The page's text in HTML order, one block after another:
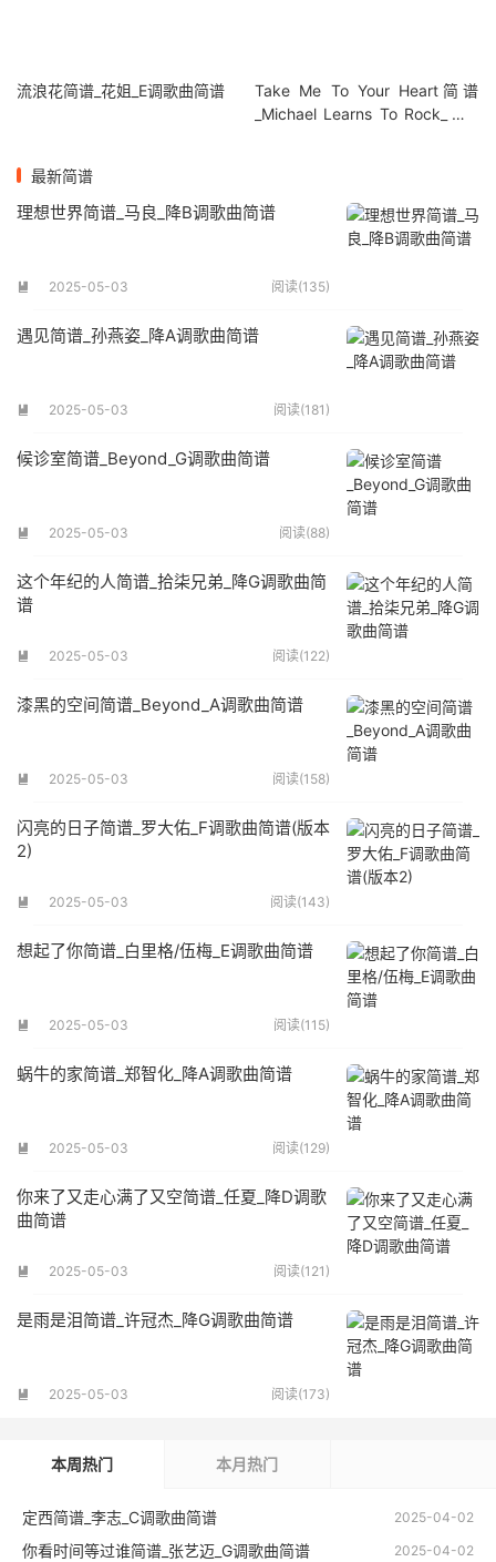
流浪花简谱_花姐_E调歌曲简谱
Take Me To Your Heart简谱
_Michael Learns To Rock_降G
最新简谱
理想世界简谱_马良_降B调歌曲简谱
 2025-05-03 阅读(135)
遇见简谱_孙燕姿_降A调歌曲简谱
 2025-05-03 阅读(181)
候诊室简谱_Beyond_G调歌曲简谱
 2025-05-03 阅读(88)
这个年纪的人简谱_拾柒兄弟_降G调歌曲简
谱
 2025-05-03 阅读(122)
漆黑的空间简谱_Beyond_A调歌曲简谱
 2025-05-03 阅读(158)
闪亮的日子简谱_罗大佑_F调歌曲简谱(版本
2)
 2025-05-03 阅读(143)
想起了你简谱_白里格/伍梅_E调歌曲简谱
 2025-05-03 阅读(115)
蜗牛的家简谱_郑智化_降A调歌曲简谱
 2025-05-03 阅读(129)
你来了又走心满了又空简谱_任夏_降D调歌
曲简谱
 2025-05-03 阅读(121)
是雨是泪简谱_许冠杰_降G调歌曲简谱
 2025-05-03 阅读(173)
本周热门 本月热门
2025-04-02
定西简谱_李志_C调歌曲简谱
2025-04-02
你看时间等过谁简谱_张艺迈_G调歌曲简谱